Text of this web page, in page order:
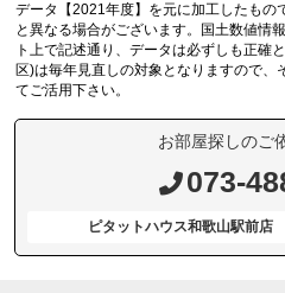
データ【2021年度】を元に加工したもの
と異なる場合がございます。国土数値情
ト上で記述通り、データは必ずしも正確
区)は毎年見直しの対象となりますので、
てご活用下さい。
お部屋探しのご
073-
ピタットハウス和歌山駅前